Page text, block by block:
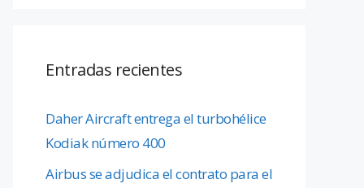
Entradas recientes
Daher Aircraft entrega el turbohélice
Kodiak número 400
Airbus se adjudica el contrato para el